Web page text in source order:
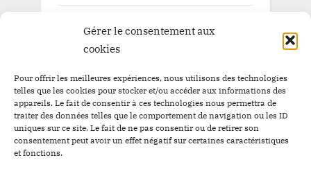
Gérer le consentement aux
cookies
Pour offrir les meilleures expériences, nous utilisons des technologies
telles que les cookies pour stocker et/ou accéder aux informations des
appareils. Le fait de consentir à ces technologies nous permettra de
traiter des données telles que le comportement de navigation ou les ID
uniques sur ce site. Le fait de ne pas consentir ou de retirer son
consentement peut avoir un effet négatif sur certaines caractéristiques
et fonctions.
Pépite à la une
Pépite à la une BitBankCoin
Rechercher :